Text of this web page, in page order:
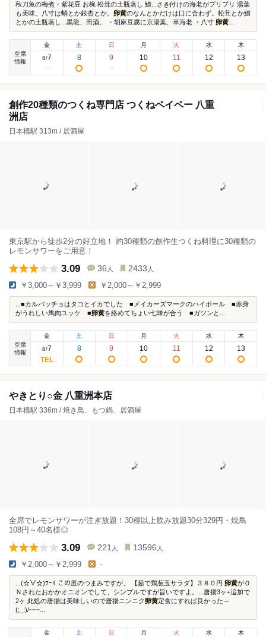
秋刀魚の梅煮・紫花豆 お椀 松茸の土瓶蒸し 鱧...さき付けの海老がプリプリ 湯葉
も美味。八寸は蛸とか銀杏とか。 卵黄のなんとかだけは口に合わず。松茸とか鱧
とかの土瓶蒸し...黒龍、田酒。 ・胡麻豆腐に京湯葉、車海老 ・八寸 卵黄
空席
情報
金
8/7
土
8
日
9
月
10
火
11
水
12
木
13
創作20種類のつくね専門店 つくねベイベー 八重
洲店
日本橋駅 313m / 居酒屋
東京駅から徒歩2分の好立地！ 約30種類の創作生つくね料理に30種類の
レモンサワーをご用意！
3.09 36 人 2433 人
￥3,000～￥3,999 ￥2,000～￥2,999
...■カルパッチョはタコとイカでした ■メイカーズマークのハイボール ■赤身
がうれしい馬肉ユッケ ■卵黄を絡めてちょい七味が合う ■ガツンと...
空席
情報
金
8/7
土
8
日
9
月
10
火
11
水
12
木
13
やきとり○金 八重洲本店
日本橋駅 336m / 焼き鳥、もつ鍋、居酒屋
全席でレモンサワーが注ぎ放題！30種以上飲み放題30分329円・焼鳥
108円～40名様◎
3.09 221 人 13596 人
￥2,000～￥2,999 -
...(☆∀☆)ﾜｰｲ この度のつまみですが、 【茹で鶏葱玉サラダ】３８０円 卵黄がＯ
Ｎされたおかかオニオンでして、シンプルですが旨いですよ。...唐揚3ヶ+追加で
2ヶ 此処の唐揚は美味しいので唐揚ニンニク卵黄定食にすれば良かった～
(;_;)/~~~...
金
土 日 月 火 水 木